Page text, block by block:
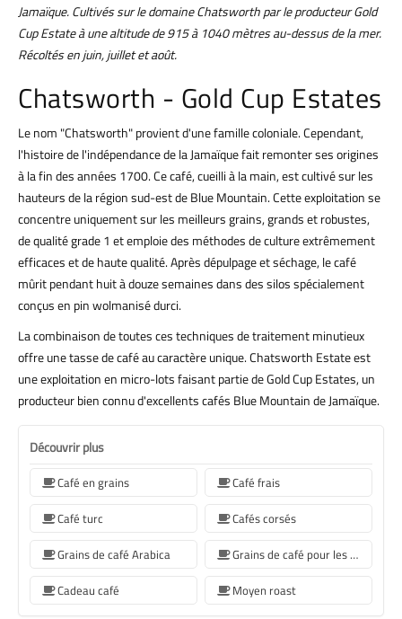
Jamaïque. Cultivés sur le domaine Chatsworth par le producteur Gold
Cup Estate à une altitude de 915 à 1040 mètres au-dessus de la mer.
Récoltés en juin, juillet et août.
Chatsworth - Gold Cup Estates
Le nom "Chatsworth" provient d'une famille coloniale. Cependant,
l'histoire de l'indépendance de la Jamaïque fait remonter ses origines
à la fin des années 1700. Ce café, cueilli à la main, est cultivé sur les
hauteurs de la région sud-est de Blue Mountain. Cette exploitation se
concentre uniquement sur les meilleurs grains, grands et robustes,
de qualité grade 1 et emploie des méthodes de culture extrêmement
efficaces et de haute qualité. Après dépulpage et séchage, le café
mûrit pendant huit à douze semaines dans des silos spécialement
conçus en pin wolmanisé durci.
La combinaison de toutes ces techniques de traitement minutieux
offre une tasse de café au caractère unique. Chatsworth Estate est
une exploitation en micro-lots faisant partie de Gold Cup Estates, un
producteur bien connu d'excellents cafés Blue Mountain de Jamaïque.
Découvrir plus
Café en grains
Café frais
Café turc
Cafés corsés
Grains de café Arabica
Grains de café pour les machines à café Sage
Cadeau café
Moyen roast